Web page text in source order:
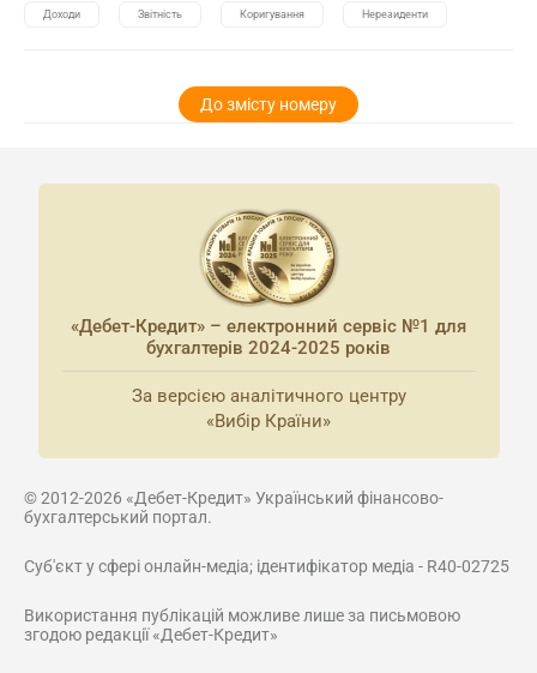
Доходи Звітність Коригування Нерезиденти
До змісту номеру
«Дебет-Кредит» – електронний сервіс №1 для
бухгалтерів 2024-2025 років
За версією аналітичного центру
«Вибір Країни»
© 2012-2026 «Дебет-Кредит» Український фінансово-
бухгалтерський портал.
Суб'єкт у сфері онлайн-медіа; ідентифікатор медіа - R40-02725
Використання публікацій можливе лише за письмовою
згодою редакції «Дебет-Кредит»